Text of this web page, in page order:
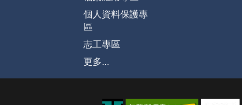
個人資料保護專
區
志工專區
更多...